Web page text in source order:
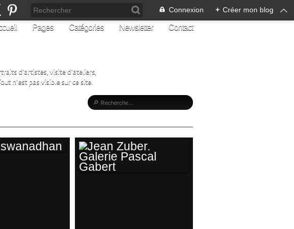
Connexion + Créer mon blog
Pages Catégories Newsletter Contact
d'artistes, visite d'ateliers,
n'est pas visible sur ce site.